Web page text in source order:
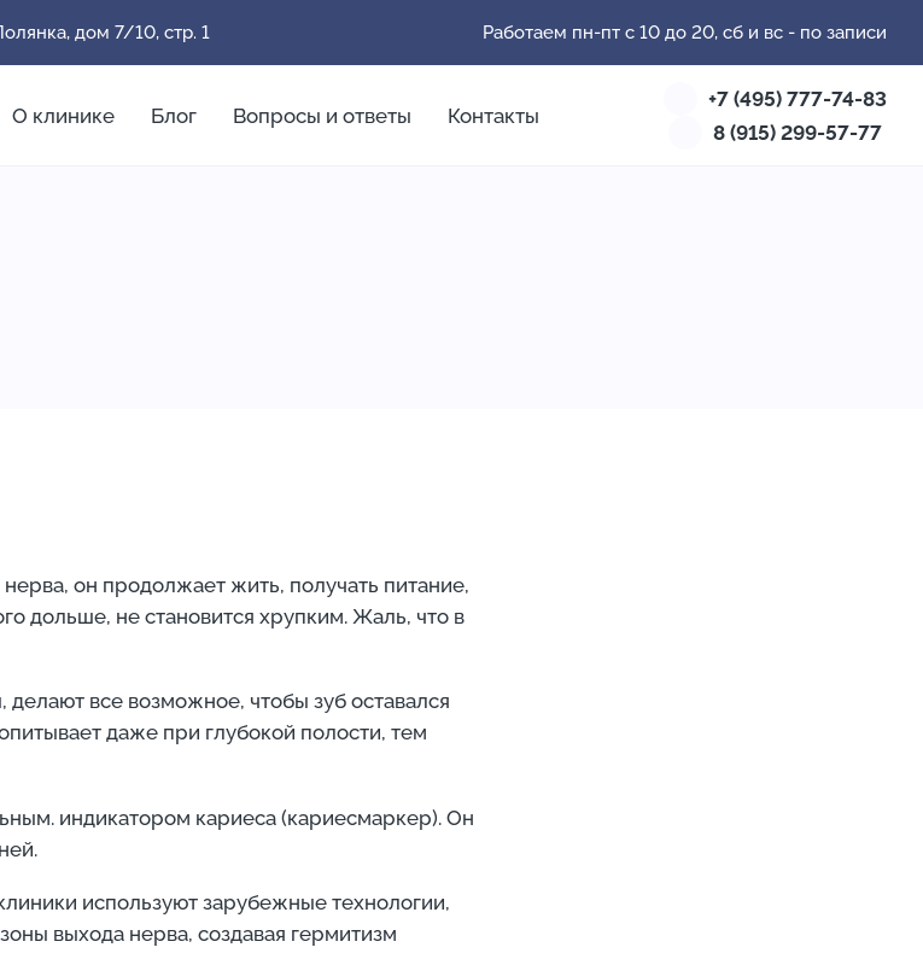
дом 7/10, стр. 1 Работаем пн-пт с 10 до 20, сб и вс - по записи
О клинике Блог Вопросы и ответы Контакты
+7 (495) 777-74-83
8 (915) 299-57-77
он продолжает жить, получать питание,
дольше, не становится хрупким. Жаль, что в
все возможное, чтобы зуб оставался
даже при глубокой полости, тем
индикатором кариеса (кариесмаркер). Он
используют зарубежные технологии,
выхода нерва, создавая гермитизм